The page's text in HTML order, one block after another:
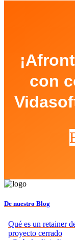
con
De nuestro Blog
Qué es un retainer
proyecto cerrado